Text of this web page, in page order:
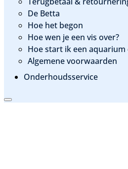
De Betta
Hoe het begon
Hoe wen je een vis over?
Hoe start ik een aquarium
Algemene voorwaarden
Onderhoudsservice